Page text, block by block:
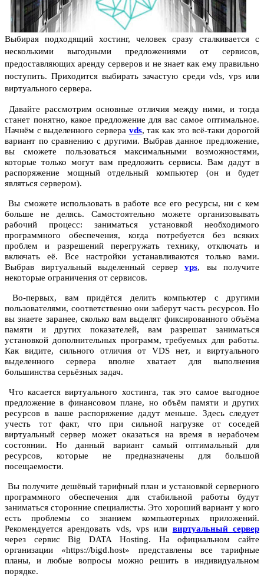
Выбирая подходящий хостинг, человек сразу сталкивается с
несколькими выгодными предложениями от сервисов,
предоставляющих аренду серверов и не знает как ему правильно
поступить. Приходится выбирать зачастую среди vds, vps или
виртуального сервера.
Давайте рассмотрим основные отличия между ними, и тогда
станет понятно, какое предложение для вас самое оптимальное.
Начнём с выделенного сервера vds, так как это всё-таки дорогой
вариант по сравнению с другими. Выбрав данное предложение,
вы сможете пользоваться максимальными возможностями,
которые только могут вам предложить сервисы. Вам дадут в
распоряжение мощный отдельный компьютер (он и будет
являться сервером).
Вы сможете использовать в работе все его ресурсы, ни с кем
больше не делясь. Самостоятельно можете организовывать
рабочий процесс: заниматься установкой необходимого
программного обеспечения, когда потребуется без всяких
проблем и разрешений перегружать технику, отключать и
включать её. Все настройки устанавливаются только вами.
Выбрав виртуальный выделенный сервер vps, вы получите
некоторые ограничения от сервисов.
Во-первых, вам придётся делить компьютер с другими
пользователями, соответственно они заберут часть ресурсов. Но
вы знаете заранее, сколько вам выделят фиксированного объёма
памяти и других показателей, вам разрешат заниматься
установкой дополнительных программ, требуемых для работы.
Как видите, сильного отличия от VDS нет, и виртуального
выделенного сервера вполне хватает для выполнения
большинства серьёзных задач.
Что касается виртуального хостинга, так это самое выгодное
предложение в финансовом плане, но объём памяти и других
ресурсов в ваше распоряжение дадут меньше. Здесь следует
учесть тот факт, что при сильной нагрузке от соседей
виртуальный сервер может оказаться на время в нерабочем
состоянии. Но данный вариант самый оптимальный для
ресурсов, которые не предназначены для большой
посещаемости.
Вы получите дешёвый тарифный план и установкой серверного
программного обеспечения для стабильной работы будут
заниматься сторонние специалисты. Это хороший вариант у кого
есть проблемы со знанием компьютерных приложений.
Рекомендуется арендовать vds, vps или виртуальный сервер
через сервис Big DATA Hosting. На официальном сайте
организации «https://bigd.host» представлены все тарифные
планы, и любые вопросы можно решить в индивидуальном
порядке.